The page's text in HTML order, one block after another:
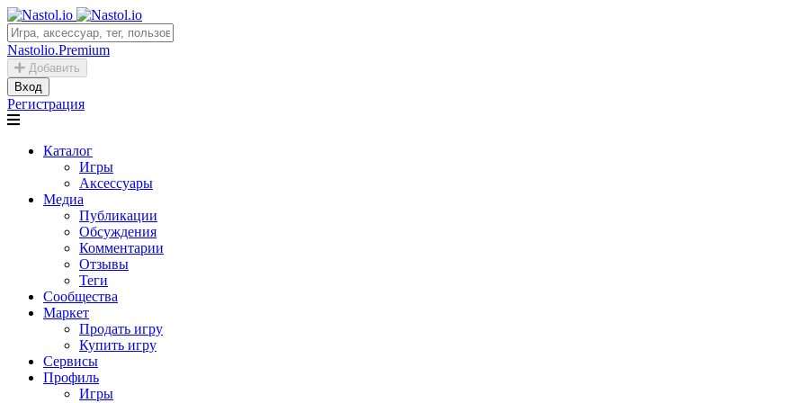
Nastolio.Premium
Добавить
Вход
Регистрация
Каталог
Игры
Аксессуары
Медиа
Публикации
Обсуждения
Комментарии
Отзывы
Теги
Сообщества
Маркет
Продать игру
Купить игру
Сервисы
Профиль
Игры